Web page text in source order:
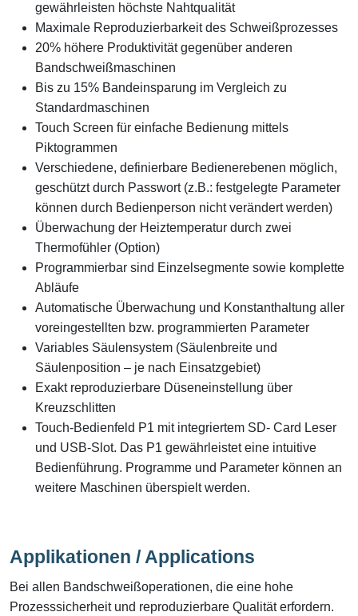
gewährleisten höchste Nahtqualität
Maximale Reproduzierbarkeit des Schweißprozesses
20% höhere Produktivität gegenüber anderen
Bandschweißmaschinen
Bis zu 15% Bandeinsparung im Vergleich zu
Standardmaschinen
Touch Screen für einfache Bedienung mittels
Piktogrammen
Verschiedene, definierbare Bedienerebenen möglich,
geschützt durch Passwort (z.B.: festgelegte Parameter
können durch Bedienperson nicht verändert werden)
Überwachung der Heiztemperatur durch zwei
Thermofühler (Option)
Programmierbar sind Einzelsegmente sowie komplette
Abläufe
Automatische Überwachung und Konstanthaltung aller
voreingestellten bzw. programmierten Parameter
Variables Säulensystem (Säulenbreite und
Säulenposition – je nach Einsatzgebiet)
Exakt reproduzierbare Düseneinstellung über
Kreuzschlitten
Touch-Bedienfeld P1 mit integriertem SD- Card Leser
und USB-Slot. Das P1 gewährleistet eine intuitive
Bedienführung. Programme und Parameter können an
weitere Maschinen überspielt werden.
Applikationen / Applications
Bei allen Bandschweißoperationen, die eine hohe
Prozesssicherheit und reproduzierbare Qualität erfordern.